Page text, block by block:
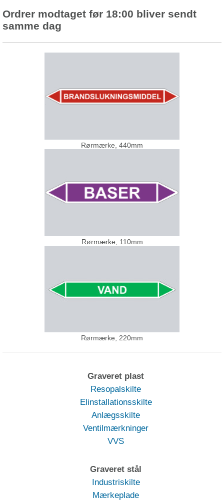
Ordrer modtaget før 18:00 bliver sendt
samme dag
Rørmærke, 440mm
Rørmærke, 110mm
Rørmærke, 220mm
Graveret plast
Resopalskilte
Elinstallationsskilte
Anlægsskilte
Ventilmærkninger
VVS
Graveret stål
Industriskilte
Mærkeplade